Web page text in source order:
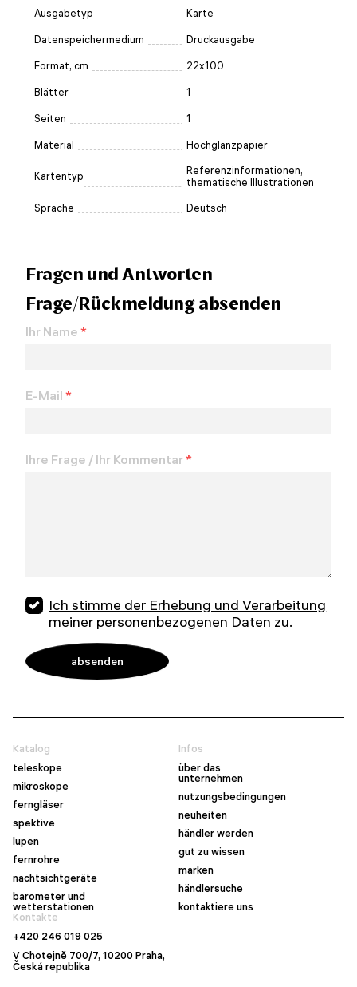
Ausgabetyp Karte
Datenspeichermedium Druckausgabe
Format, cm 22x100
Blätter 1
Seiten 1
Material Hochglanzpapier
Kartentyp
Referenzinformationen,
thematische Illustrationen
Sprache Deutsch
Fragen und Antworten
Frage/Rückmeldung absenden
Ihr Name *
E-Mail *
Ihre Frage / Ihr Kommentar*
Ich stimme der Erhebung und Verarbeitung
meiner personenbezogenen Daten zu.
Katalog
teleskope
mikroskope
ferngläser
spektive
lupen
fernrohre
nachtsichtgeräte
barometer und
wetterstationen
Infos
über das
unternehmen
nutzungsbedingungen
neuheiten
händler werden
gut zu wissen
marken
händlersuche
kontaktiere uns
Kontakte
+420 246 019 025
V Chotejně 700/7, 10200 Praha,
Česká republika